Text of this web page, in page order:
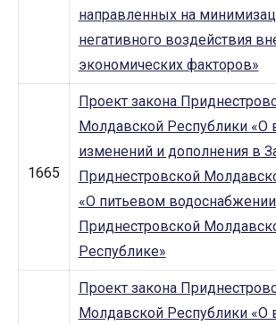
направленных на
негативного воздействия
экономических факторов»
1665
Проект закона
Молдавской Республики «О
изменений и дополнения в
Приднестровской
«О питьевом
Приднестровской
Республике»
Проект закона
Молдавской Республики «О